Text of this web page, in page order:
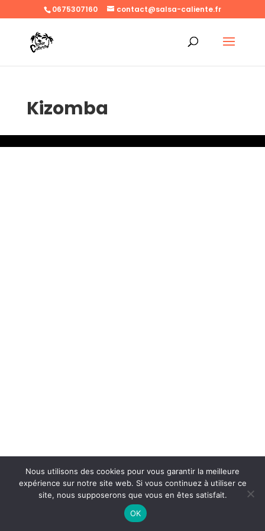
0675307160 contact@salsa-caliente.fr
Kizomba
Nous utilisons des cookies pour vous garantir la meilleure
expérience sur notre site web. Si vous continuez à utiliser ce
site, nous supposerons que vous en êtes satisfait.
OK